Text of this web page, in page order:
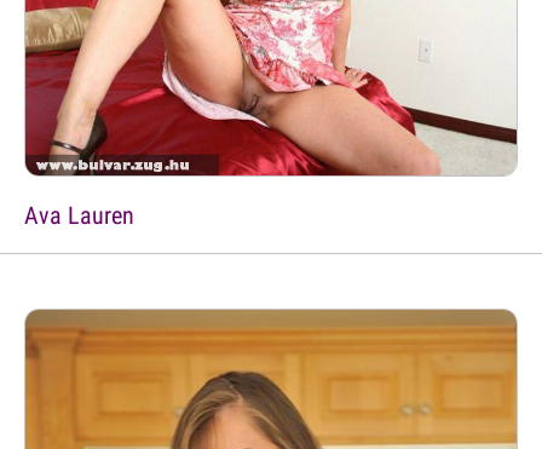
Ava Lauren